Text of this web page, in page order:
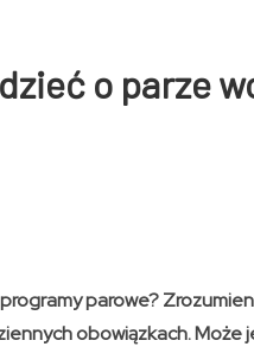
o parze
parowe?
obowiązkach. Może